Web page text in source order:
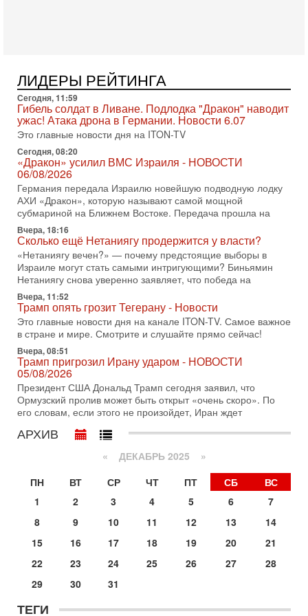
31-07-2026, 09:02
Битва за разоружение ХАМАСа - НОВОСТИ
31/07/2026
Сегодня президент США Дональд Трамп заявил о
достижении исторического соглашения о полном
разоружении ХАМАСа и других вооруженных группировок в
30-07-2026, 17:59
Иран доведет Трампа до крайних мер? Разбор и
оценка от военного обозревателя Давида Шарпа
Ситуация вокруг противостояния Ирана и США накаляется
с каждым днем. Почему Трамп в самый последний момент
отменил решение о нанесении тяжелых ударов
30-07-2026, 16:54
Покупатель авиакомпании «Аркия» намерен
запретить полеты по субботам!
Вокруг возможной продажи авиакомпании «Аркия»
разгорается громкий конфликт.
30-07-2026, 08:16
Трамп готовит удар по Ирану - НОВОСТИ 30/07/2026
Президент США Дональд Трамп сегодня рассматривает
возможность масштабной военной операции против Ирана
после ракетной атаки на американскую базу в
29-07-2026, 18:28
Трамп взбешен атакой на базы! Иран играет с огнем.
Израиль меняет курс
дипломат, в прошлом - старший офицер военной разведки
Иран готовит наземное вторжение. Израиль
повышает готовность. Развязка все ближе!
В эфире телеканала ITON-TV Григорий Тамар, офицер
ЦАХАЛа в отставке, писатель, журналист, военный историк.
Ведет программу Александр Гур-Арье.
29-07-2026, 11:48
Соцработники выходит на "тропу войны" с местными
властями
Около 7 400 социальных работников по всему Израилю
начале трудового спора между Профсоюзом
ЛИДЕРЫ РЕЙТИНГА
Сегодня, 11:59
Гибель солдат в Ливане. Подлодка "Дракон" наводит
ужас! Атака дрона в Германии. Новости 6.07
Это главные новости дня на ITON-TV
Сегодня, 08:20
«Дракон» усилил ВМС Израиля - НОВОСТИ
06/08/2026
Германия передала Израилю новейшую подводную лодку
АХИ «Дракон», которую называют самой мощной
субмариной на Ближнем Востоке. Передача прошла на
Вчера, 18:16
Сколько ещё Нетаниягу продержится у власти?
«Нетаниягу вечен?» — почему предстоящие выборы в
Израиле могут стать самыми интригующими? Биньямин
Нетаниягу снова уверенно заявляет, что победа на
Вчера, 11:52
Трамп опять грозит Тегерану - Новости
Это главные новости дня на канале ITON-TV. Самое важное
в стране и мире. Смотрите и слушайте прямо сейчас!
Вчера, 08:51
Трамп пригрозил Ирану ударом - НОВОСТИ
05/08/2026
Президент США Дональд Трамп сегодня заявил, что
Ормузский пролив может быть открыт «очень скоро». По
его словам, если этого не произойдет, Иран ждет
АРХИВ
« ДЕКАБРЬ 2025 »
ПН
ВТ СР ЧТ ПТ СБ
ВС
1
2 3 4 5 6
7
8
9 10 11 12 13
14
15
16 17 18 19 20
21
22
23 24 25 26 27
28
29
30 31
ТЕГИ